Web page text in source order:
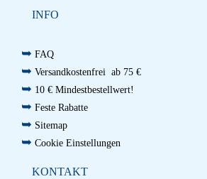
INFO
➥ FAQ
➥ Versandkostenfrei ab 75 €
➥ 10 € Mindestbestellwert!
➥ Feste Rabatte
➥ Sitemap
➥ Cookie Einstellungen
KONTAKT